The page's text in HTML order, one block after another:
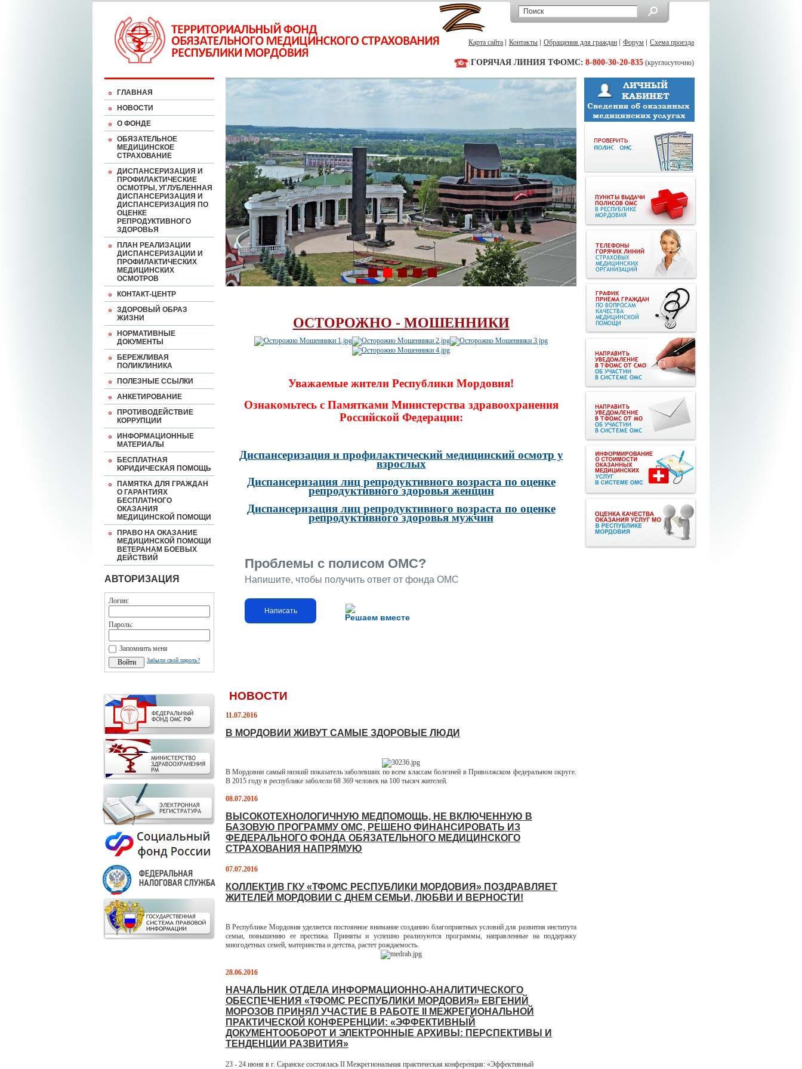
Карта сайта Контакты Обращения для граждан Форум Схема проезда
ГОРЯЧАЯ ЛИНИЯ ТФОМС: 8-800-30-20-835 (круглосуточно)
ГЛАВНАЯ
НОВОСТИ
О ФОНДЕ
ОБЯЗАТЕЛЬНОЕ
МЕДИЦИНСКОЕ
СТРАХОВАНИЕ
ДИСПАНСЕРИЗАЦИЯ И
ПРОФИЛАКТИЧЕСКИЕ
ОСМОТРЫ, УГЛУБЛЕННАЯ
ДИСПАНСЕРИЗАЦИЯ И
ДИСПАНСЕРИЗАЦИЯ ПО
ОЦЕНКЕ
РЕПРОДУКТИВНОГО
ЗДОРОВЬЯ
ПЛАН РЕАЛИЗАЦИИ
ДИСПАНСЕРИЗАЦИИ И
ПРОФИЛАКТИЧЕСКИХ
МЕДИЦИНСКИХ
ОСМОТРОВ
КОНТАКТ-ЦЕНТР
ЗДОРОВЫЙ ОБРАЗ
ЖИЗНИ
НОРМАТИВНЫЕ
ДОКУМЕНТЫ
БЕРЕЖЛИВАЯ
ПОЛИКЛИНИКА
ПОЛЕЗНЫЕ ССЫЛКИ
АНКЕТИРОВАНИЕ
ПРОТИВОДЕЙСТВИЕ
КОРРУПЦИИ
ИНФОРМАЦИОННЫЕ
МАТЕРИАЛЫ
БЕСПЛАТНАЯ
ЮРИДИЧЕСКАЯ ПОМОЩЬ
ПАМЯТКА ДЛЯ ГРАЖДАН
О ГАРАНТИЯХ
БЕСПЛАТНОГО
ОКАЗАНИЯ
МЕДИЦИНСКОЙ ПОМОЩИ
ПРАВО НА ОКАЗАНИЕ
МЕДИЦИНСКОЙ ПОМОЩИ
ВЕТЕРАНАМ БОЕВЫХ
ДЕЙСТВИЙ
АВТОРИЗАЦИЯ
Логин:
Пароль:
Запомнить меня
Забыли свой пароль?
ОСТОРОЖНО - МОШЕННИКИ
Уважаемые жители Республики Мордовия!
Ознакомьтесь с Памятками Министерства здравоохранения
Российской Федерации:
Диспансеризация и профилактический медицинский осмотр у
взрослых
Диспансеризация лиц репродуктивного возраста по оценке
репродуктивного здоровья женщин
Диспансеризация лиц репродуктивного возраста по оценке
репродуктивного здоровья мужчин
Решаем вместе
Проблемы с полисом ОМС?
Напишите, чтобы получить ответ от фонда ОМС
Написать
НОВОСТИ
11.07.2016
В МОРДОВИИ ЖИВУТ САМЫЕ ЗДОРОВЫЕ ЛЮДИ
В Мордовии самый низкий показатель заболевших по всем классам болезней в Приволжском федеральном округе.
В 2015 году в республике заболели 68 369 человек на 100 тысяч жителей.
08.07.2016
ВЫСОКОТЕХНОЛОГИЧНУЮ МЕДПОМОЩЬ, НЕ ВКЛЮЧЕННУЮ В
БАЗОВУЮ ПРОГРАММУ ОМС, РЕШЕНО ФИНАНСИРОВАТЬ ИЗ
ФЕДЕРАЛЬНОГО ФОНДА ОБЯЗАТЕЛЬНОГО МЕДИЦИНСКОГО
СТРАХОВАНИЯ НАПРЯМУЮ
07.07.2016
КОЛЛЕКТИВ ГКУ «ТФОМС РЕСПУБЛИКИ МОРДОВИЯ» ПОЗДРАВЛЯЕТ
ЖИТЕЛЕЙ МОРДОВИИ С ДНЕМ СЕМЬИ, ЛЮБВИ И ВЕРНОСТИ!
В Республике Мордовия уделяется постоянное внимание созданию благоприятных условий для развития института
семьи, повышению ее престижа. Приняты и успешно реализуются программы, направленные на поддержку
многодетных семей, материнства и детства, растет рождаемость.
28.06.2016
НАЧАЛЬНИК ОТДЕЛА ИНФОРМАЦИОННО-АНАЛИТИЧЕСКОГО
ОБЕСПЕЧЕНИЯ «ТФОМС РЕСПУБЛИКИ МОРДОВИЯ» ЕВГЕНИЙ
МОРОЗОВ ПРИНЯЛ УЧАСТИЕ В РАБОТЕ II МЕЖРЕГИОНАЛЬНОЙ
ПРАКТИЧЕСКОЙ КОНФЕРЕНЦИИ: «ЭФФЕКТИВНЫЙ
ДОКУМЕНТООБОРОТ И ЭЛЕКТРОННЫЕ АРХИВЫ: ПЕРСПЕКТИВЫ И
ТЕНДЕНЦИИ РАЗВИТИЯ»
23 - 24 июня в г. Саранске состоялась II Межрегиональная практическая конференция: «Эффективный